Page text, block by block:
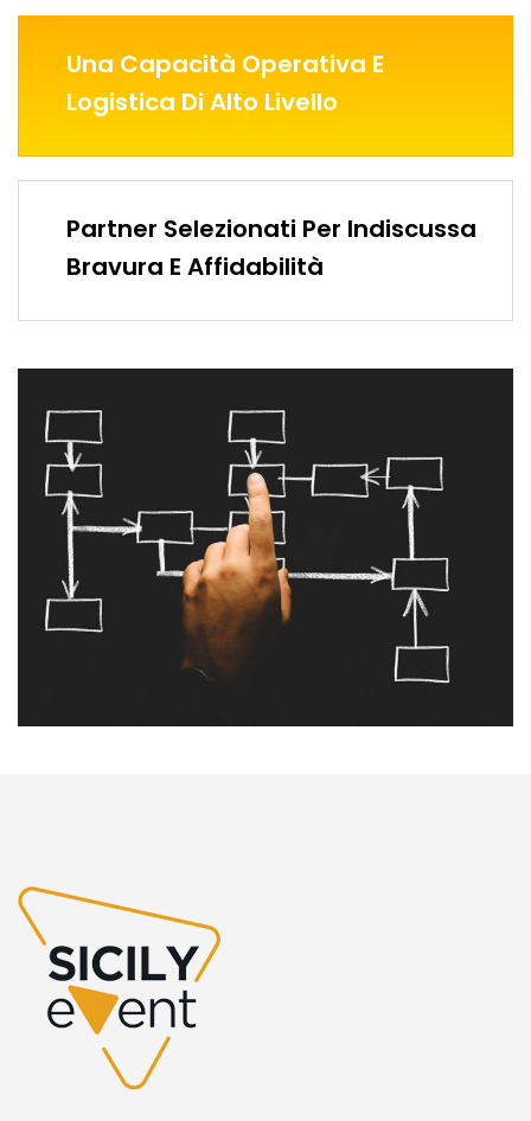
Una Capacità Operativa E
Logistica Di Alto Livello
Partner Selezionati Per Indiscussa
Bravura E Affidabilità